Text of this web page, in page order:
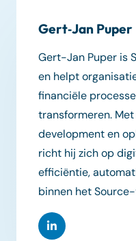
Gert‑Jan Puper
Gert-Jan Puper is
en helpt
financiële
transformeren.
development en
richt hij zich op
efficiëntie,
binnen het